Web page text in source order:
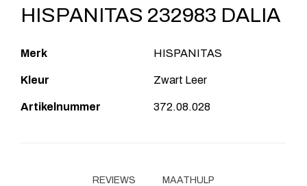
HISPANITAS 232983 DALIA
Merk HISPANITAS
Kleur Zwart Leer
Artikelnummer 372.08.028
REVIEWS MAATHULP